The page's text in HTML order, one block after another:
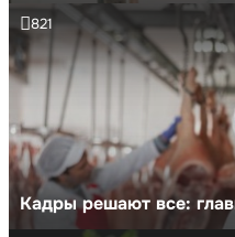
Кадры решают все:
821